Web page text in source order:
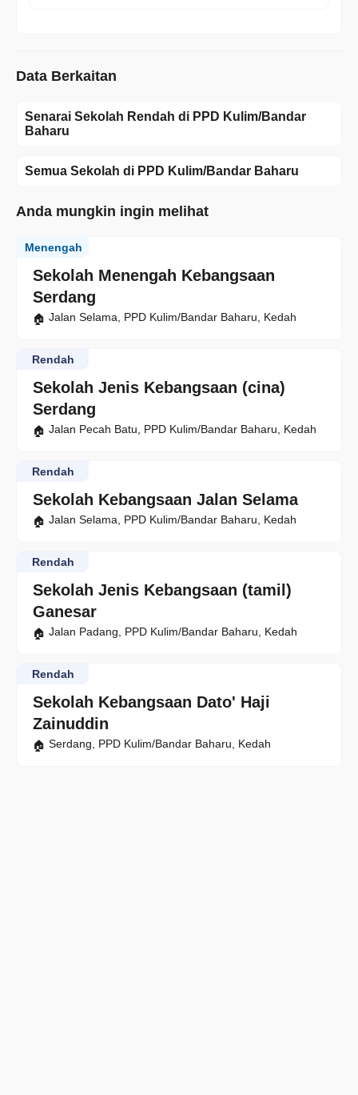
Data Berkaitan
Senarai Sekolah Rendah di PPD Kulim/Bandar
Baharu
Semua Sekolah di PPD Kulim/Bandar Baharu
Anda mungkin ingin melihat
Sekolah Menengah Kebangsaan
Serdang
Menengah
Jalan Selama, PPD Kulim/Bandar Baharu, Kedah
Sekolah Jenis Kebangsaan (cina)
Serdang
Rendah
Jalan Pecah Batu, PPD Kulim/Bandar Baharu, Kedah
Sekolah Kebangsaan Jalan Selama
Rendah
Jalan Selama, PPD Kulim/Bandar Baharu, Kedah
Sekolah Jenis Kebangsaan (tamil)
Ganesar
Rendah
Jalan Padang, PPD Kulim/Bandar Baharu, Kedah
Sekolah Kebangsaan Dato' Haji
Zainuddin
Rendah
Serdang, PPD Kulim/Bandar Baharu, Kedah